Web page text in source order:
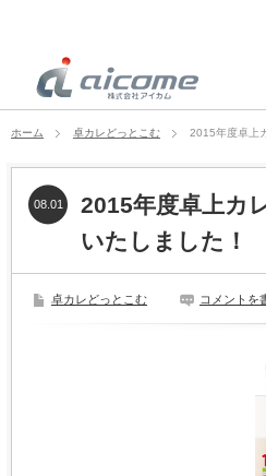
ホーム 卓カレどっとこむ 2015年度卓上
2015年度卓上カ
いたしました！
08.01
卓カレどっとこむ コメントを